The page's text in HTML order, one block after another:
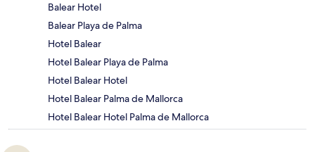
Balear Hotel
Balear Playa de Palma
Hotel Balear
Hotel Balear Playa de Palma
Hotel Balear Hotel
Hotel Balear Palma de Mallorca
Hotel Balear Hotel Palma de Mallorca